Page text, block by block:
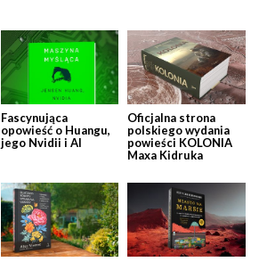
Fascynująca
opowieść o Huangu,
jego Nvidii i AI
Oficjalna strona
polskiego wydania
powieści KOLONIA
Maxa Kidruka